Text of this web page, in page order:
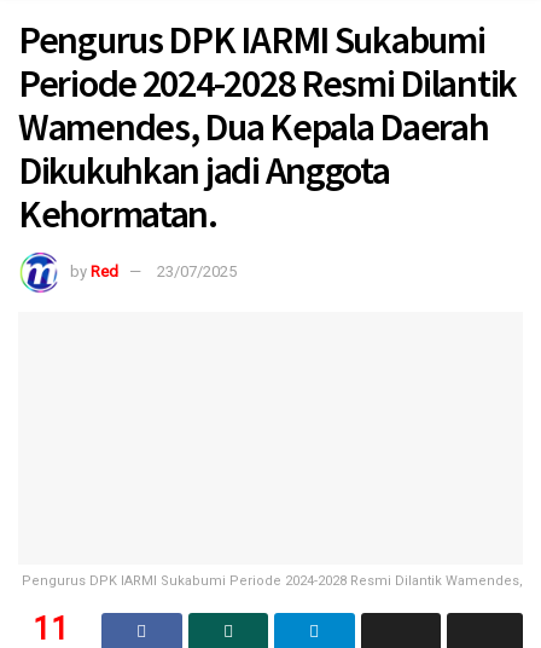
Pengurus DPK IARMI Sukabumi
Periode 2024-2028 Resmi Dilantik
Wamendes, Dua Kepala Daerah
Dikukuhkan jadi Anggota
Kehormatan.
by Red 23/07/2025
Pengurus DPK IARMI Sukabumi Periode 2024-2028 Resmi Dilantik Wamendes,
11